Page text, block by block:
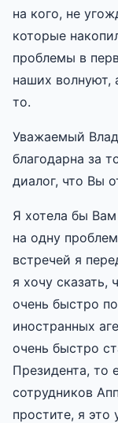
на кого, не
которые
проблемы в
наших волнуют,
то.
Уважаемый
благодарна за
диалог, что Вы
Я хотела бы
на одну
встречей я
я хочу
очень быстро
иностранных
очень быстро
Президента, то
сотрудников
простите, я это